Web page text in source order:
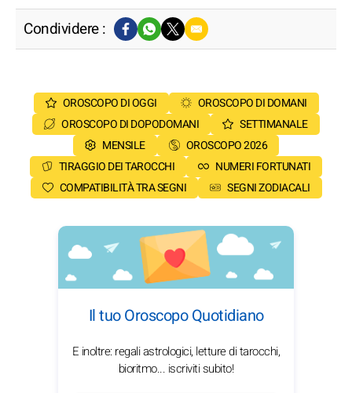
Condividere :
OROSCOPO DI OGGI
OROSCOPO DI DOMANI
OROSCOPO DI DOPODOMANI
SETTIMANALE
MENSILE
OROSCOPO 2026
TIRAGGIO DEI TAROCCHI
NUMERI FORTUNATI
COMPATIBILITÀ TRA SEGNI
SEGNI ZODIACALI
Il tuo Oroscopo Quotidiano
E inoltre: regali astrologici, letture di tarocchi,
bioritmo... iscriviti subito!